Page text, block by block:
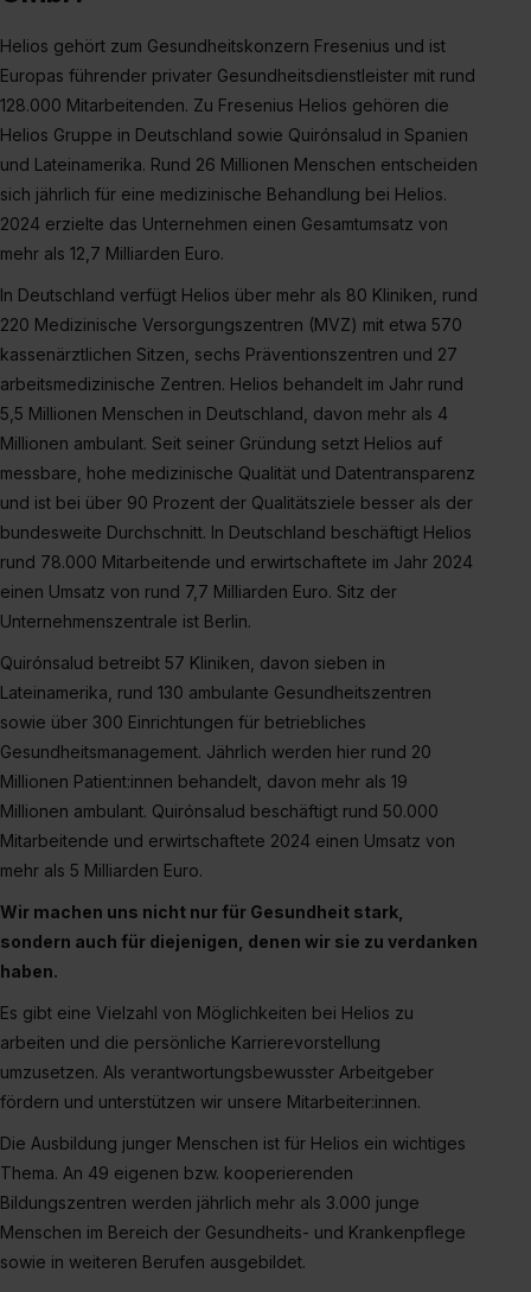
S. 1 lit. a) DS-GVO). Die USA verfügen über kein
angemessenes Datenschutzniveau (EuGH – Schrems
II). Du kannst die von dir erteilte Einwilligung jederzeit mit
Datenschutzerklärung unter dem Punkt „Datenschutz-
Einstellungen“ widerrufen. Weitere Informationen zu den
zeigen“. Weitere Informationen: Datenschutzerklärung
Impressum.
Helios gehört zum Gesundheitskonzern Fresenius und ist
Europas führender privater Gesundheitsdienstleister mit rund
128.000 Mitarbeitenden. Zu Fresenius Helios gehören die
Helios Gruppe in Deutschland sowie Quirónsalud in Spanien
und Lateinamerika. Rund 26 Millionen Menschen entscheiden
sich jährlich für eine medizinische Behandlung bei Helios.
2024 erzielte das Unternehmen einen Gesamtumsatz von
mehr als 12,7 Milliarden Euro.
In Deutschland verfügt Helios über mehr als 80 Kliniken, rund
220 Medizinische Versorgungszentren (MVZ) mit etwa 570
kassenärztlichen Sitzen, sechs Präventionszentren und 27
arbeitsmedizinische Zentren. Helios behandelt im Jahr rund
5,5 Millionen Menschen in Deutschland, davon mehr als 4
Millionen ambulant. Seit seiner Gründung setzt Helios auf
messbare, hohe medizinische Qualität und Datentransparenz
und ist bei über 90 Prozent der Qualitätsziele besser als der
bundesweite Durchschnitt. In Deutschland beschäftigt Helios
rund 78.000 Mitarbeitende und erwirtschaftete im Jahr 2024
einen Umsatz von rund 7,7 Milliarden Euro. Sitz der
Unternehmenszentrale ist Berlin.
Quirónsalud betreibt 57 Kliniken, davon sieben in
Lateinamerika, rund 130 ambulante Gesundheitszentren
sowie über 300 Einrichtungen für betriebliches
Gesundheitsmanagement. Jährlich werden hier rund 20
Millionen Patient:innen behandelt, davon mehr als 19
Millionen ambulant. Quirónsalud beschäftigt rund 50.000
Mitarbeitende und erwirtschaftete 2024 einen Umsatz von
mehr als 5 Milliarden Euro.
Wir machen uns nicht nur für Gesundheit stark,
sondern auch für diejenigen, denen wir sie zu verdanken
haben.
Es gibt eine Vielzahl von Möglichkeiten bei Helios zu
arbeiten und die persönliche Karrierevorstellung
umzusetzen. Als verantwortungsbewusster Arbeitgeber
fördern und unterstützen wir unsere Mitarbeiter:innen.
Die Ausbildung junger Menschen ist für Helios ein wichtiges
Thema. An 49 eigenen bzw. kooperierenden
Bildungszentren werden jährlich mehr als 3.000 junge
Menschen im Bereich der Gesundheits- und Krankenpflege
sowie in weiteren Berufen ausgebildet.